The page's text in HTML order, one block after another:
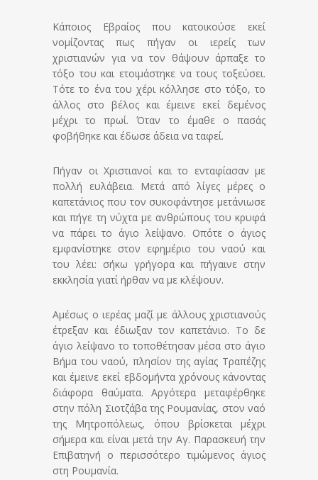
Κάποιος Εβραίος που κατοικούσε εκεί
νομίζοντας πως πήγαν οι ιερείς των
χριστιανών για να τον θάψουν άρπαξε το
τόξο του και ετοιμάστηκε να τους τοξεύσει.
Τότε το ένα του χέρι κόλλησε στο τόξο, το
άλλος στο βέλος και έμεινε εκεί δεμένος
μέχρι το πρωί. Όταν το έμαθε ο πασάς
φοβήθηκε και έδωσε άδεια να ταφεί.
Πήγαν οι Χριστιανοί και το ενταφίασαν με
πολλή ευλάβεια. Μετά από λίγες μέρες ο
καπετάνιος που τον συκοφάντησε μετάνιωσε
και πήγε τη νύχτα με ανθρώπους του κρυφά
να πάρει το άγιο λείψανο. Οπότε ο άγιος
εμφανίστηκε στον εφημέριο του ναού και
του λέει: σήκω γρήγορα και πήγαινε στην
εκκλησία γιατί ήρθαν να με κλέψουν.
Αμέσως ο ιερέας μαζί με άλλους χριστιανούς
έτρεξαν και έδιωξαν τον καπετάνιο. Το δε
άγιο λείψανο το τοποθέτησαν μέσα στο άγιο
Βήμα του ναού, πλησίον της αγίας Τραπέζης
και έμεινε εκεί εβδομήντα χρόνους κάνοντας
διάφορα θαύματα. Αργότερα μεταφέρθηκε
στην πόλη Σιοτζάβα της Ρουμανίας, στον ναό
της Μητροπόλεως, όπου βρίσκεται μέχρι
σήμερα και είναι μετά την Αγ. Παρασκευή την
Επιβατηνή ο περισσότερο τιμώμενος άγιος
στη Ρουμανία.